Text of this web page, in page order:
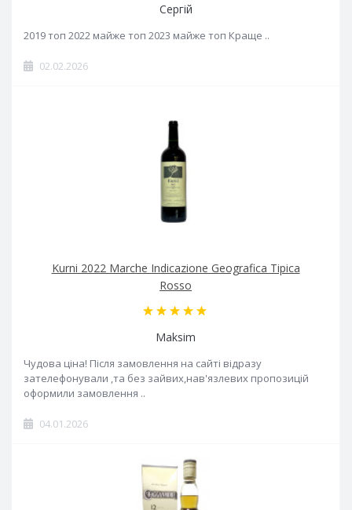
Сергій
2019 топ 2022 майже топ 2023 майже топ Краще ..
02.02.2026
Kurni 2022 Marche Indicazione Geografica Tipica
Rosso
Maksim
Чудова ціна! Після замовлення на сайті відразу
зателефонували ,та без зайвих,нав'язлевих пропозицій
оформили замовлення ..
04.01.2026